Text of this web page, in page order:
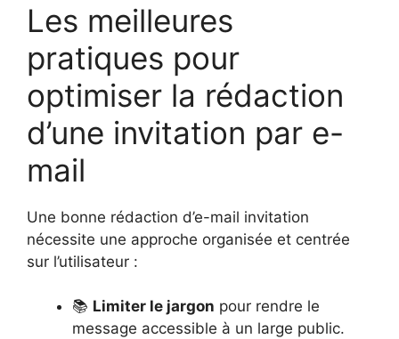
Les meilleures
pratiques pour
optimiser la rédaction
d’une invitation par e-
mail
Une bonne rédaction d’e-mail invitation
nécessite une approche organisée et centrée
sur l’utilisateur :
📚 Limiter le jargon pour rendre le
message accessible à un large public.